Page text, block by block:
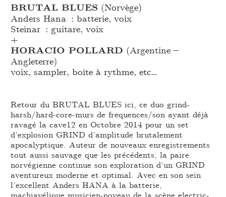
BRUTAL BLUES (Norvège)
Anders Hana : batterie, voix
Steinar : guitare, voix
+
HORACIO POLLARD (Argentine –
Angleterre)
voix, sampler, boîte à rythme, etc…
Retour du BRUTAL BLUES ici, ce duo grind-
harsh/hard-core-murs de frequences/son ayant déjà
ravagé la cave12 en Octobre 2014 pour un set
d’explosion GRIND d’amplitude brutalement
apocalyptique. Auteur de nouveaux enregistrements
tout aussi sauvage que les précédents, la paire
norvégienne continue son exploration d’un GRIND
aventureux moderne et optimal. Avec en son sein
l’excellent Anders HANA à la batterie,